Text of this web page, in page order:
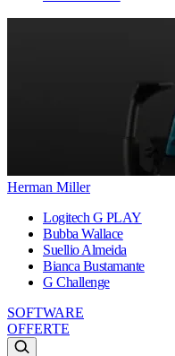
Herman Miller
Logitech G PLAY
Bubba Wallace
Suellio Almeida
Bianca Bustamante
G Challenge
SOFTWARE
OFFERTE